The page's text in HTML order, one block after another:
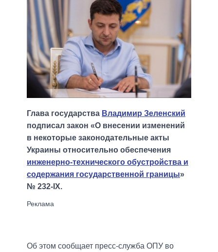
Глава государства Владимир Зеленский
подписал закон «О внесении изменений
в некоторые законодательные акты
Украины относительно обеспечения
инженерно-технического обустройства и
содержания государственной границы»
№ 232-IX.
Об этом сообщает пресс-служба ОПУ во